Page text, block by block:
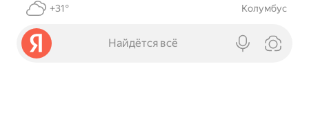
+31° Колумбус
Найдётся всё